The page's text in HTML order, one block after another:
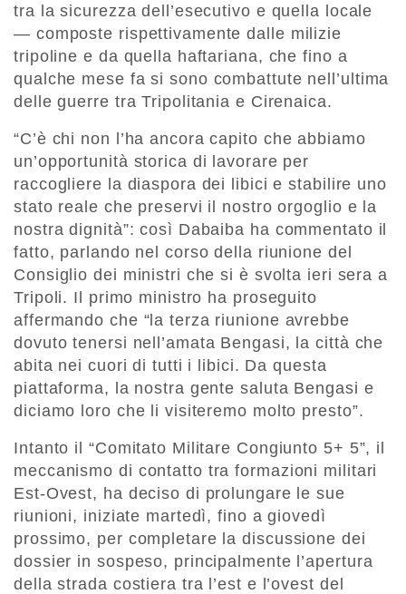
tra la sicurezza dell’esecutivo e quella locale
— composte rispettivamente dalle milizie
tripoline e da quella haftariana, che fino a
qualche mese fa si sono combattute nell’ultima
delle guerre tra Tripolitania e Cirenaica.
“C’è chi non l’ha ancora capito che abbiamo
un’opportunità storica di lavorare per
raccogliere la diaspora dei libici e stabilire uno
stato reale che preservi il nostro orgoglio e la
nostra dignità”: così Dabaiba ha commentato il
fatto, parlando nel corso della riunione del
Consiglio dei ministri che si è svolta ieri sera a
Tripoli. Il primo ministro ha proseguito
affermando che “la terza riunione avrebbe
dovuto tenersi nell’amata Bengasi, la città che
abita nei cuori di tutti i libici. Da questa
piattaforma, la nostra gente saluta Bengasi e
diciamo loro che li visiteremo molto presto”.
Intanto il “Comitato Militare Congiunto 5+ 5”, il
meccanismo di contatto tra formazioni militari
Est-Ovest, ha deciso di prolungare le sue
riunioni, iniziate martedì, fino a giovedì
prossimo, per completare la discussione dei
dossier in sospeso, principalmente l’apertura
della strada costiera tra l’est e l’ovest del